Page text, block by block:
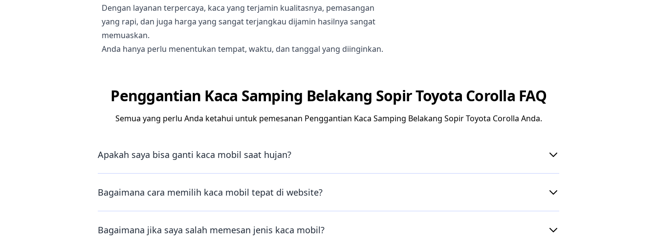
Dengan layanan terpercaya, kaca yang terjamin kualitasnya, pemasangan
yang rapi, dan juga harga yang sangat terjangkau dijamin hasilnya sangat
memuaskan.
Anda hanya perlu menentukan tempat, waktu, dan tanggal yang diinginkan.
Penggantian Kaca Samping Belakang Sopir Toyota Corolla FAQ
Semua yang perlu Anda ketahui untuk pemesanan Penggantian Kaca Samping Belakang Sopir Toyota Corolla Anda.
Apakah saya bisa ganti kaca mobil saat hujan?
Bagaimana cara memilih kaca mobil tepat di website?
Bagaimana jika saya salah memesan jenis kaca mobil?